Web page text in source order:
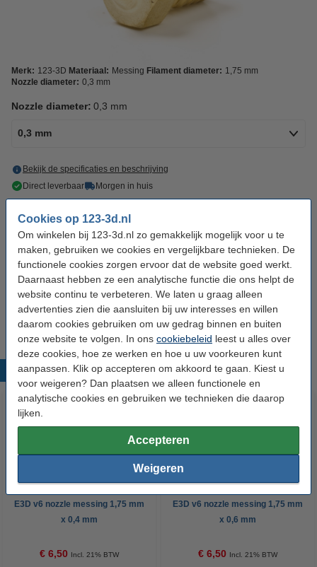
Cookies op 123-3d.nl
Om winkelen bij 123-3d.nl zo gemakkelijk mogelijk voor u te
maken, gebruiken we cookies en vergelijkbare technieken. De
functionele cookies zorgen ervoor dat de website goed werkt.
Daarnaast hebben ze een analytische functie die ons helpt de
website continu te verbeteren. We laten u graag alleen
advertenties zien die aansluiten bij uw interesses en willen
daarom cookies gebruiken om uw gedrag binnen en buiten
onze website te volgen. In ons cookiebeleid leest u alles over
deze cookies, hoe ze werken en hoe u uw voorkeuren kunt
aanpassen. Klik op accepteren om akkoord te gaan. Kiest u
voor weigeren? Dan plaatsen we alleen functionele en
analytische cookies en gebruiken we technieken die daarop
lijken.
Accepteren
Weigeren
Merk: 123-3D Materiaal: Messing Filament diameter: 1,75 mm
Nozzle diameter: 0,3 mm
Nozzle diameter: 0,3 mm
0,3 mm
Bekijk de specificaties en beschrijving
Direct leverbaar
Morgen in huis
10% korting:
€ 6,17
Direct mee bestellen
Hotend reinigingsborstel (koper)
€ 3,60
Populaire producten
E3D v6 nozzle messing 1,75 mm
x 0,4 mm
€ 6,50 Incl. 21% BTW
E3D v6 nozzle messing 1,75 mm
x 0,6 mm
€ 6,50 Incl. 21% BTW